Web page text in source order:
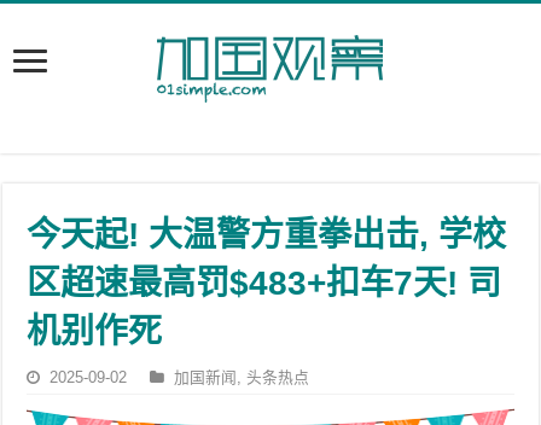
今天起! 大温警方重拳出击, 学校
区超速最高罚$483+扣车7天! 司
机别作死
2025-09-02 加国新闻 ,头条热点